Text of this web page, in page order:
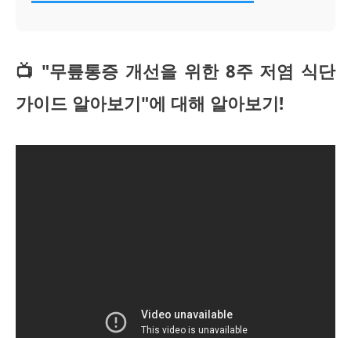
📺 "무릎통증 개선을 위한 8주 저염 식단
가이드 알아보기"에 대해 알아보기!